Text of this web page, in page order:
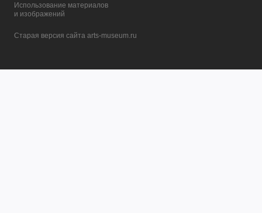
Использование материалов
и изображений
Старая версия сайта arts-museum.ru